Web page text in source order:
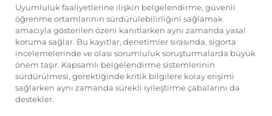
Uyumluluk faaliyetlerine ilişkin belgelendirme, güvenli
öğrenme ortamlarının sürdürülebilirliğini sağlamak
amacıyla gösterilen özeni kanıtlarken aynı zamanda yasal
koruma sağlar. Bu kayıtlar, denetimler sırasında, sigorta
incelemelerinde ve olası sorumluluk soruşturmalarda büyük
önem taşır. Kapsamlı belgelendirme sistemlerinin
sürdürülmesi, gerektiğinde kritik bilgilere kolay erişimi
sağlarken aynı zamanda sürekli iyileştirme çabalarını da
destekler.